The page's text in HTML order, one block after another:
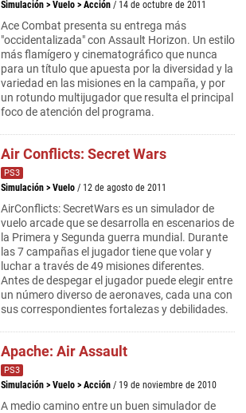
Simulación > Vuelo > Acción / 14 de octubre de 2011
Ace Combat presenta su entrega más
"occidentalizada" con Assault Horizon. Un estilo
más flamígero y cinematográfico que nunca
para un título que apuesta por la diversidad y la
variedad en las misiones en la campaña, y por
un rotundo multijugador que resulta el principal
foco de atención del programa.
Air Conflicts: Secret Wars
PS3
Simulación > Vuelo / 12 de agosto de 2011
AirConflicts: SecretWars es un simulador de
vuelo arcade que se desarrolla en escenarios de
la Primera y Segunda guerra mundial. Durante
las 7 campañas el jugador tiene que volar y
luchar a través de 49 misiones diferentes.
Antes de despegar el jugador puede elegir entre
un número diverso de aeronaves, cada una con
sus correspondientes fortalezas y debilidades.
Apache: Air Assault
PS3
Simulación > Vuelo > Acción / 19 de noviembre de 2010
A medio camino entre un buen simulador de